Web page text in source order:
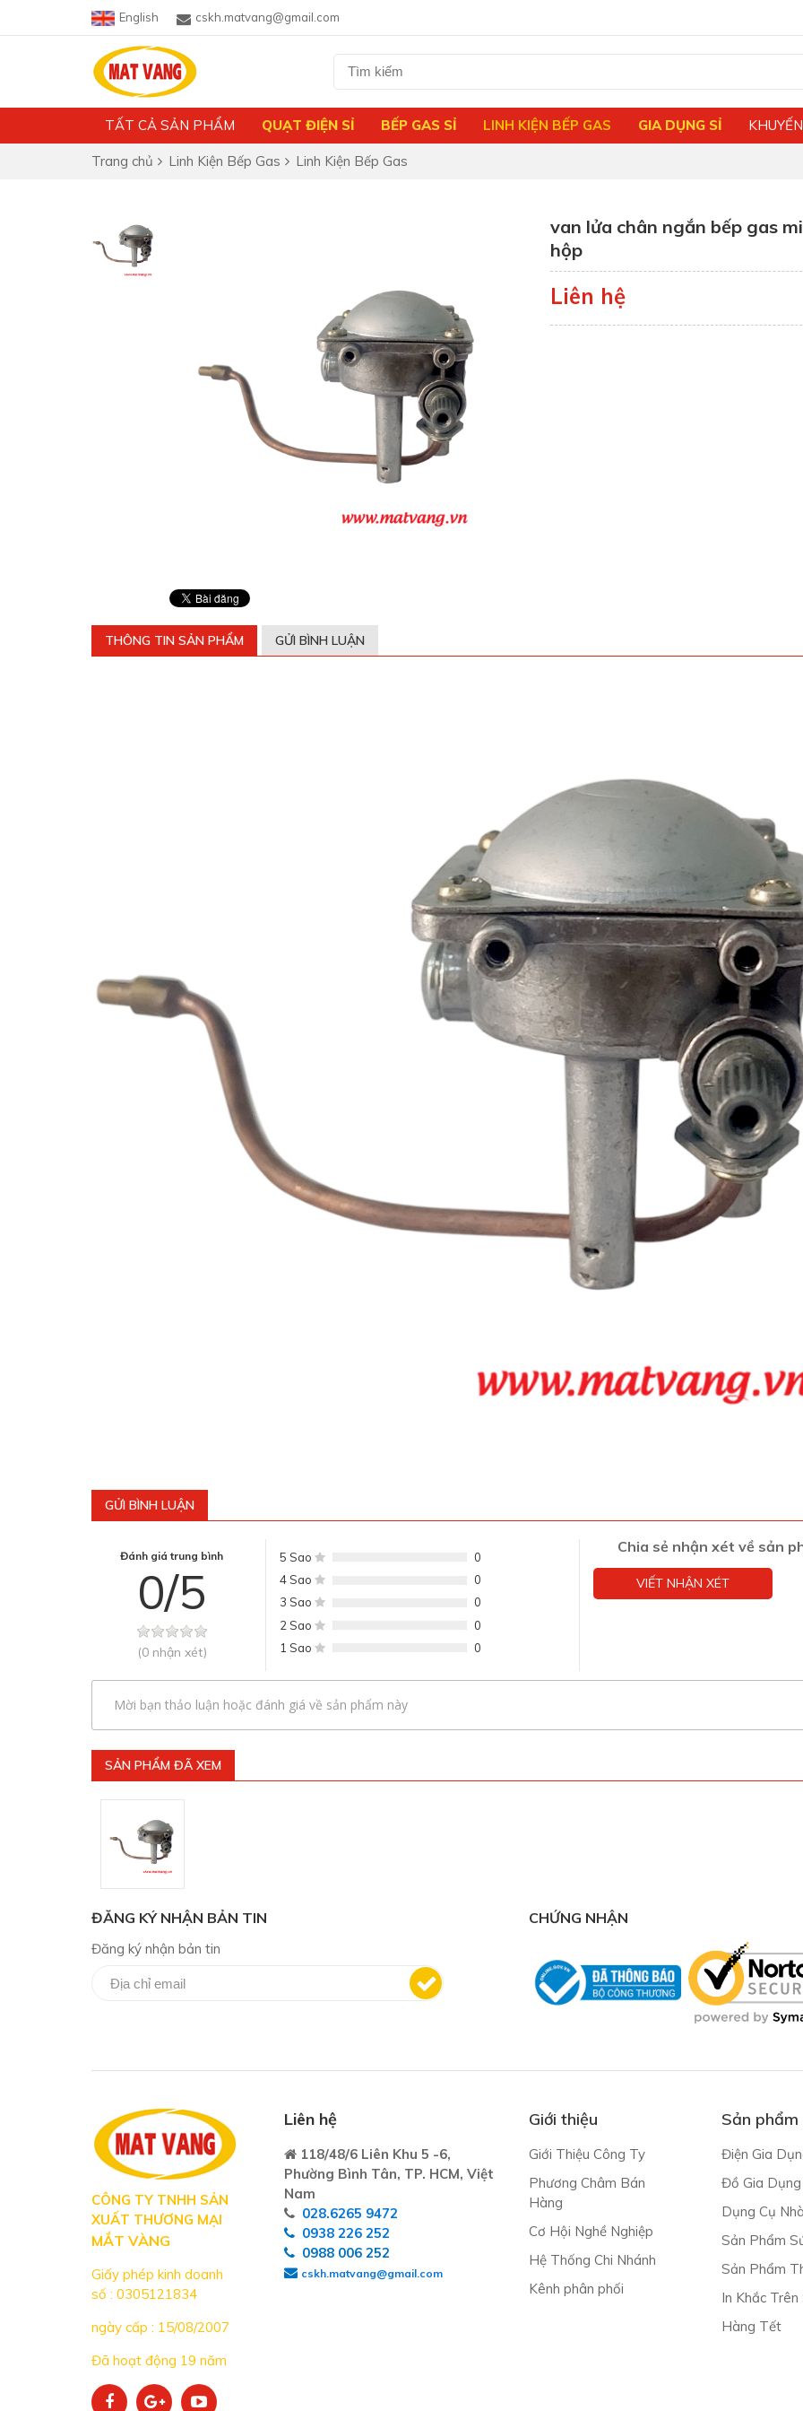
English cskh.matvang@gmail.com
TẤT CẢ SẢN PHẨM QUẠT ĐIỆN SỈ BẾP GAS SỈ LINH KIỆN BẾP GAS GIA DỤNG SỈ
Trang chủ Linh Kiện Bếp Gas Linh Kiện Bếp Gas
van lửa chân ngắn bếp gas
hộp
Liên hệ
THÔNG TIN SẢN PHẨM GỬI BÌNH LUẬN
GỬI BÌNH LUẬN
Đánh giá trung bình
0/5
(0 nhận xét)
5 Sao
0
4 Sao
0
3 Sao
0
2 Sao
0
1 Sao
0
Chia sẻ nhận xét về sản
VIẾT NHẬN XÉT
Mời bạn thảo luận hoặc đánh giá về sản phẩm này
SẢN PHẨM ĐÃ XEM
ĐĂNG KÝ NHẬN BẢN TIN
Đăng ký nhận bản tin
CHỨNG NHẬN
CÔNG TY TNHH SẢN
XUẤT THƯƠNG MẠI
MẮT VÀNG
Giấy phép kinh doanh
số : 0305121834
ngày cấp : 15/08/2007
Đã hoạt động 19 năm
Liên hệ
118/48/6 Liên Khu 5 -6,
Phường Bình Tân, TP. HCM, Việt
Nam
028.6265 9472
0938 226 252
0988 006 252
cskh.matvang@gmail.com
Giới thiệu
Giới Thiệu Công Ty
Phương Châm Bán
Hàng
Cơ Hội Nghề Nghiệp
Hệ Thống Chi Nhánh
Kênh phân phối
Sản phẩm
Điện Gia
Đồ Gia Dụng
Dụng Cụ
Sản Phẩm
Sản Phẩm
In Khắc
Hàng Tết